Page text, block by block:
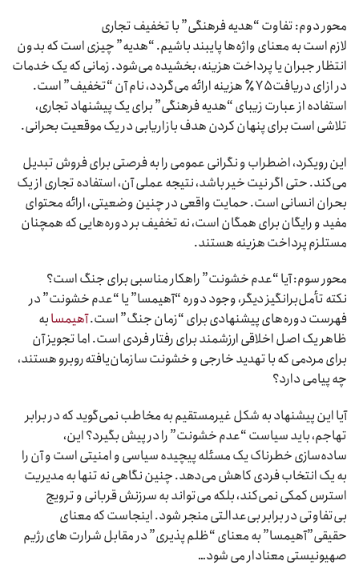
محور دوم: تفاوت “هدیه فرهنگی” با تخفیف تجاری
لازم است به معنای واژه‌ها پایبند باشیم. “هدیه” چیزی است که بدون
انتظار جبران یا پرداخت هزینه، بخشیده می‌شود. زمانی که یک خدمات
در ازای دریافت ۷۵٪ هزینه ارائه می‌گردد، نام آن “تخفیف” است.
استفاده از عبارت زیبای “هدیه فرهنگی” برای یک پیشنهاد تجاری،
تلاشی است برای پنهان کردن هدف بازاریابی در یک موقعیت بحرانی.
این رویکرد، اضطراب و نگرانی عمومی را به فرصتی برای فروش تبدیل
می‌کند. حتی اگر نیت خیر باشد، نتیجه عملی آن، استفاده تجاری از یک
بحران انسانی است. حمایت واقعی در چنین وضعیتی، ارائه محتوای
مفید و رایگان برای همگان است، نه تخفیف بر دوره‌هایی که همچنان
مستلزم پرداخت هزینه هستند.
محور سوم: آیا “عدم خشونت” راهکار مناسبی برای جنگ است؟
نکته تأمل‌برانگیز دیگر، وجود دوره “آهیمسا” یا “عدم خشونت” در
فهرست دوره‌های پیشنهادی برای “زمان جنگ” است.آهیمسابه
ظاهر یک اصل اخلاقی ارزشمند برای رفتار فردی است. اما تجویز آن
برای مردمی که با تهدید خارجی و خشونت سازمان‌یافته روبرو هستند،
چه پیامی دارد؟
آیا این پیشنهاد به شکل غیرمستقیم به مخاطب نمی‌گوید که در برابر
تهاجم، باید سیاست “عدم خشونت” را در پیش بگیرد؟ این،
ساده‌سازی خطرناک یک مسئله پیچیده سیاسی و امنیتی است و آن را
به یک انتخاب فردی کاهش می‌دهد. چنین نگاهی نه تنها به مدیریت
استرس کمکی نمی‌کند، بلکه می‌تواند به سرزنش قربانی و ترویج
بی‌تفاوتی در برابر بی‌عدالتی منجر شود. اینجاست که معنای
حقیقی”آهیمسا” به معنای “ظلم پذیری” در مقابل شرارت های رژیم
صهیونیستی معنادار می شود…